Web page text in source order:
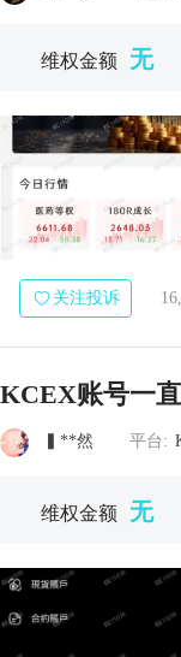
维权金额 无
关注投诉
KCEX账号一
▍**然 平台:
维权金额 无